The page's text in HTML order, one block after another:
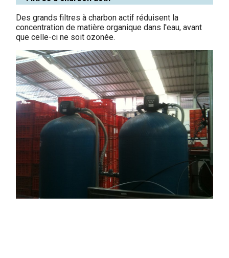
Des grands filtres à charbon actif réduisent la
concentration de matière organique dans l'eau, avant
que celle-ci ne soit ozonée.